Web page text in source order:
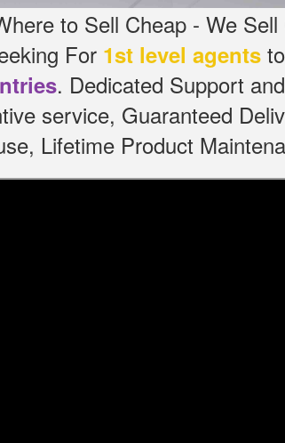
to Sell Cheap - We Sell
For 1st level agents
. Dedicated Support
service, Guaranteed
Lifetime Product